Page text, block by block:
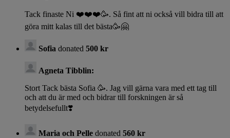
Tack finaste Ni ❤️❤️❤️🥳. Så fint att ni också vill bidra till att
göra mitt kalas till det bästa🥳🤗
Sofia donated 500 kr
Agneta Tibblin:
Stort Tack bästa Sofia 🥳. Jag vill gärna vara med ett tag till
och att du är med och bidrar till forskningen är så
betydelsefullt❣️
Maria och Pelle donated 560 kr